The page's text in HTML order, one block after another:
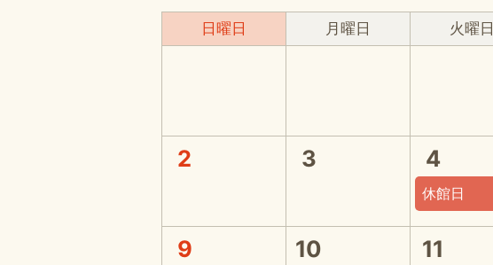
日曜日 月曜日 火曜日
2 3 4
休館日
9 10 11